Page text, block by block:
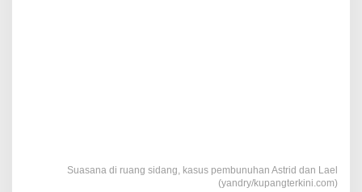
Suasana di ruang sidang, kasus pembunuhan Astrid dan Lael
(yandry/kupangterkini.com)